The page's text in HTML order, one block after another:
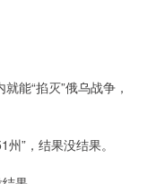
能“掐灭”俄乌战争，
”，结果没结果。